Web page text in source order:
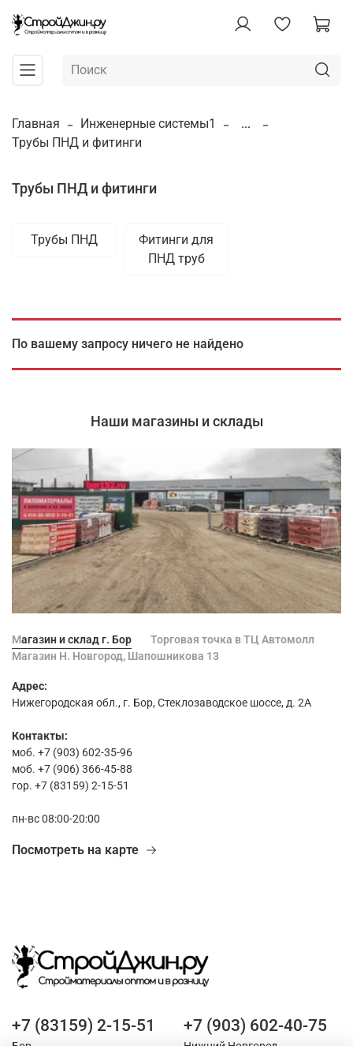
Главная Инженерные системы1
...
Трубы ПНД и фитинги
Трубы ПНД и фитинги
Трубы ПНД
Фитинги для
ПНД труб
По вашему запросу ничего не найдено
Наши магазины и склады
Магазин и склад г. Бор
Торговая точка в ТЦ Автомолл
Магазин Н. Новгород, Шапошникова 13
Адрес:
Нижегородская обл., г. Бор, Стеклозаводское шоссе, д. 2А
Контакты:
моб. +7 (903) 602-35-96
моб. +7 (906) 366-45-88
гор. +7 (83159) 2-15-51
пн-вс 08:00-20:00
Посмотреть на карте
+7 (83159) 2-15-51
Бор
+7 (903) 602-40-75
Нижний Новгород